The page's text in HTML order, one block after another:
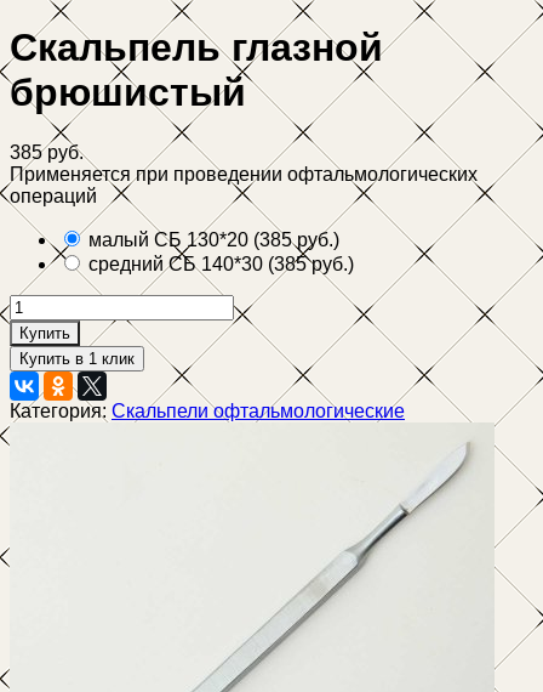
Скальпель глазной
брюшистый
385 руб.
Применяется при проведении офтальмологических
операций
малый СБ 130*20 (385 руб.)
средний СБ 140*30 (385 руб.)
Купить
Категория: Скальпели офтальмологические